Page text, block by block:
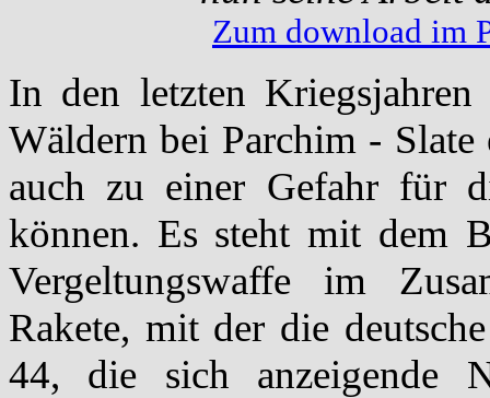
Zum download im
In den letzten
Wäldern bei Parchim -
auch zu einer Gefahr für
können. Es steht mit dem
Vergeltungswaffe im
Rakete, mit der die
44, die sich anzeigende